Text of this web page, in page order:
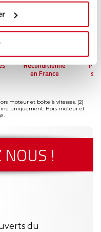
Reconditionné
en France
moteur et boîte à vitesses. (2)
uniquement. Hors moteur et
NOUS !
du